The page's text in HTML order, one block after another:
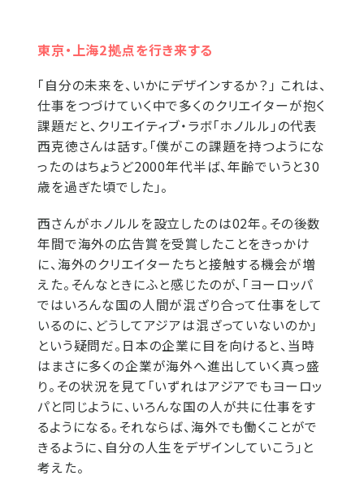
東京・上海2拠点を行き来する
「自分の未来を、いかにデザインするか？」 これは、
仕事をつづけていく中で多くのクリエイターが抱く
課題だと、クリエイティブ・ラボ「ホノルル」の代表
西克徳さんは話す。「僕がこの課題を持つようにな
ったのはちょうど2000年代半ば、年齢でいうと30
歳を過ぎた頃でした」。
西さんがホノルルを設立したのは02年。その後数
年間で海外の広告賞を受賞したことをきっかけ
に、海外のクリエイターたちと接触する機会が増
えた。そんなときにふと感じたのが、「ヨーロッパ
ではいろんな国の人間が混ざり合って仕事をして
いるのに、どうしてアジアは混ざっていないのか」
という疑問だ。日本の企業に目を向けると、当時
はまさに多くの企業が海外へ進出していく真っ盛
り。その状況を見て「いずれはアジアでもヨーロッ
パと同じように、いろんな国の人が共に仕事をす
るようになる。それならば、海外でも働くことがで
きるように、自分の人生をデザインしていこう」と
考えた。